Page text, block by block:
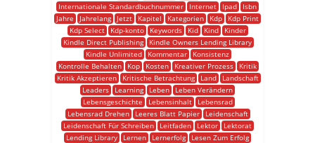
Internationale Standardbuchnummer
Internet Ipad
Isbn
Jahre
Jahrelang Jetzt Kapitel Kategorien Kdp
Kdp Print
Kdp Select
Kdp-konto Keywords Kid Kind
Kinder
Kindle Direct Publishing
Kindle Owners Lending Library
Kindle Unlimited
Kommentar
Konsistenz
Kontrolle Behalten
Kop Kosten Kreativer Prozess
Kritik
Kritik Akzeptieren
Kritische Betrachtung Land
Landschaft
Leaders
Learning Leben
Leben Verändern
Lebensgeschichte
Lebensinhalt
Lebensrad
Lebensrad Drehen
Leeres Blatt Papier
Leidenschaft
Leidenschaft Für Schreiben
Leitfaden Lektor
Lektorat
Lending Library
Lernen Lernerfolg
Lesen Zum Erfolg